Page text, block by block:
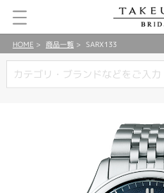
HOME 商品一覧 SARX133